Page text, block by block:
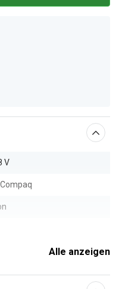
V
x 85,5 x 92,9 mm
mAh
Alle anzeigen